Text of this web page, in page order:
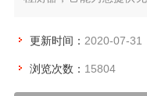
还是将来。安捷伦720/
更新时间： 2020-07-31
浏览次数： 15804